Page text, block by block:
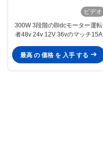
ビデオ
300W 3段階のBldcモーター運転
者48v 24v 12V 36vのマッチ15A
最高 の 価格 を 入手 する